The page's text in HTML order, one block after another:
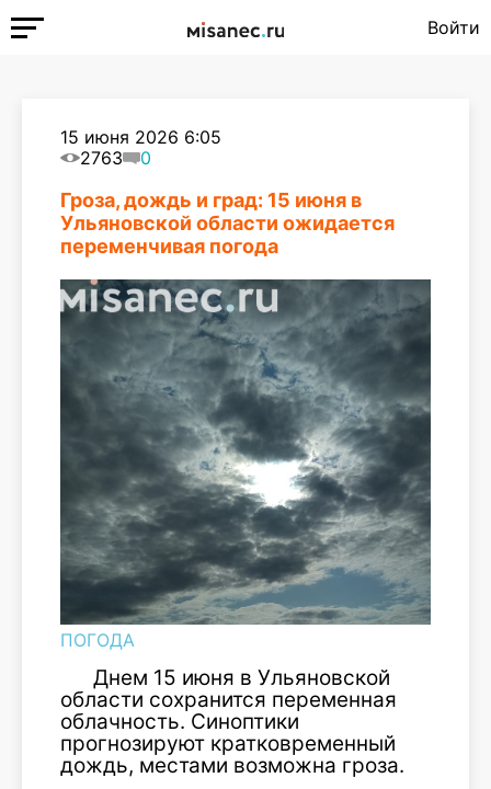
Войти
15 июня 2026 6:05
2763
0
Гроза, дождь и град: 15 июня в
Ульяновской области ожидается
переменчивая погода
ПОГОДА
Днем 15 июня в Ульяновской
области сохранится переменная
облачность. Синоптики
прогнозируют кратковременный
дождь, местами возможна гроза.